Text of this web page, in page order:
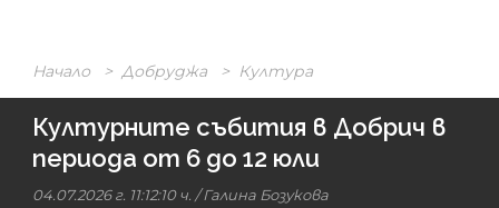
Начало > Добруджа > Култура
Културните събития в Добрич в
периода от 6 до 12 юли
04.07.2026 г. 11:12:10 ч. /Галина Бозукова